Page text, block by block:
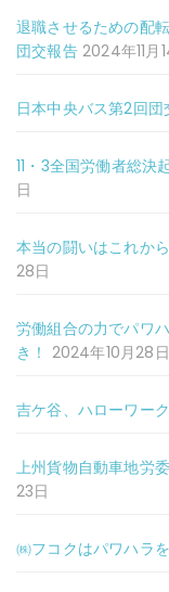
退職させるための配
団交報告 2024年11月
日本中央バス第2回団
11・3全国労働者総決
日
本当の闘いはこれか
28日
労働組合の力でパワ
き！ 2024年10月28日
吉ケ谷、ハローワー
上州貨物自動車地労
23日
㈱フコクはパワハラ